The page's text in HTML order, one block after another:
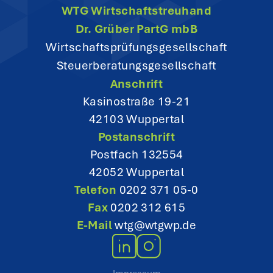
WTG Wirtschaftstreuhand
Dr. Grüber PartG mbB
Wirtschaftsprüfungsgesellschaft
Steuerberatungsgesellschaft
Anschrift
Kasinostraße 19-21
42103 Wuppertal
Postanschrift
Postfach 132554
42052 Wuppertal
Telefon 0202 371 05-0
Fax 0202 312 615
E-Mailwtg@wtgwp.de